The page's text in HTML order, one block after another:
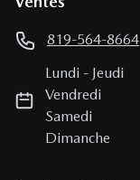
819-564-8664
Lundi - Jeudi
Vendredi
Samedi
Dimanche